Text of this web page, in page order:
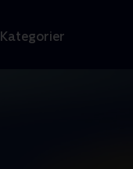
Kategorier